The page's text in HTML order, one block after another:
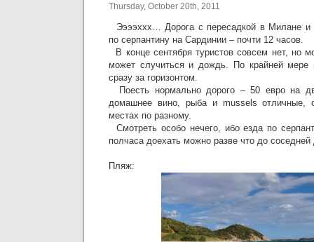
Thursday, October 20th, 2011
Ээээххх… Дорога с пересадкой в Милане и
по серпантину на Сардинии – почти 12 часов.
В конце сентября туристов совсем нет, но
может случиться и дождь. По крайней
сразу за горизонтом.
Поесть нормально дорого – 50 евро на
домашнее вино, рыба и mussels отличные,
местах по разному.
Смотреть особо нечего, ибо езда по
полчаса доехать можно разве что до соседней
Пляж: